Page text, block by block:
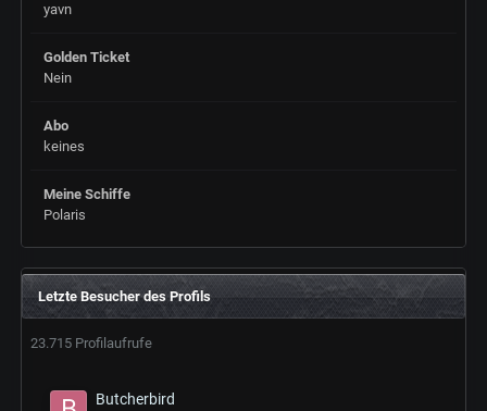
yavn
Golden Ticket
Nein
Abo
keines
Meine Schiffe
Polaris
Letzte Besucher des Profils
23.715 Profilaufrufe
Butcherbird